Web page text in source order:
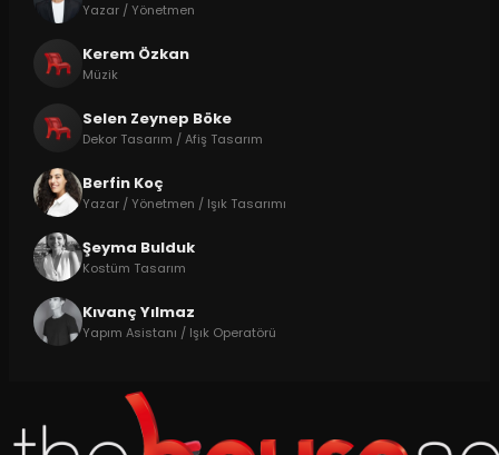
Yazar / Yönetmen
Kerem Özkan
Müzik
Selen Zeynep Böke
Dekor Tasarım / Afiş Tasarım
Berfin Koç
Yazar / Yönetmen / Işık Tasarımı
Şeyma Bulduk
Kostüm Tasarım
Kıvanç Yılmaz
Yapım Asistanı / Işık Operatörü